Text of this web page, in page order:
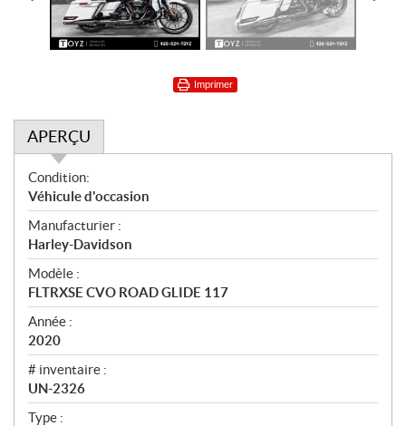
Imprimer
APERÇU
A
p
e
r
ç
u
Condition:
Véhicule d'occasion
Manufacturier :
Harley-Davidson
Modèle :
FLTRXSE CVO ROAD GLIDE 117
Année :
2020
# inventaire :
UN-2326
Type :